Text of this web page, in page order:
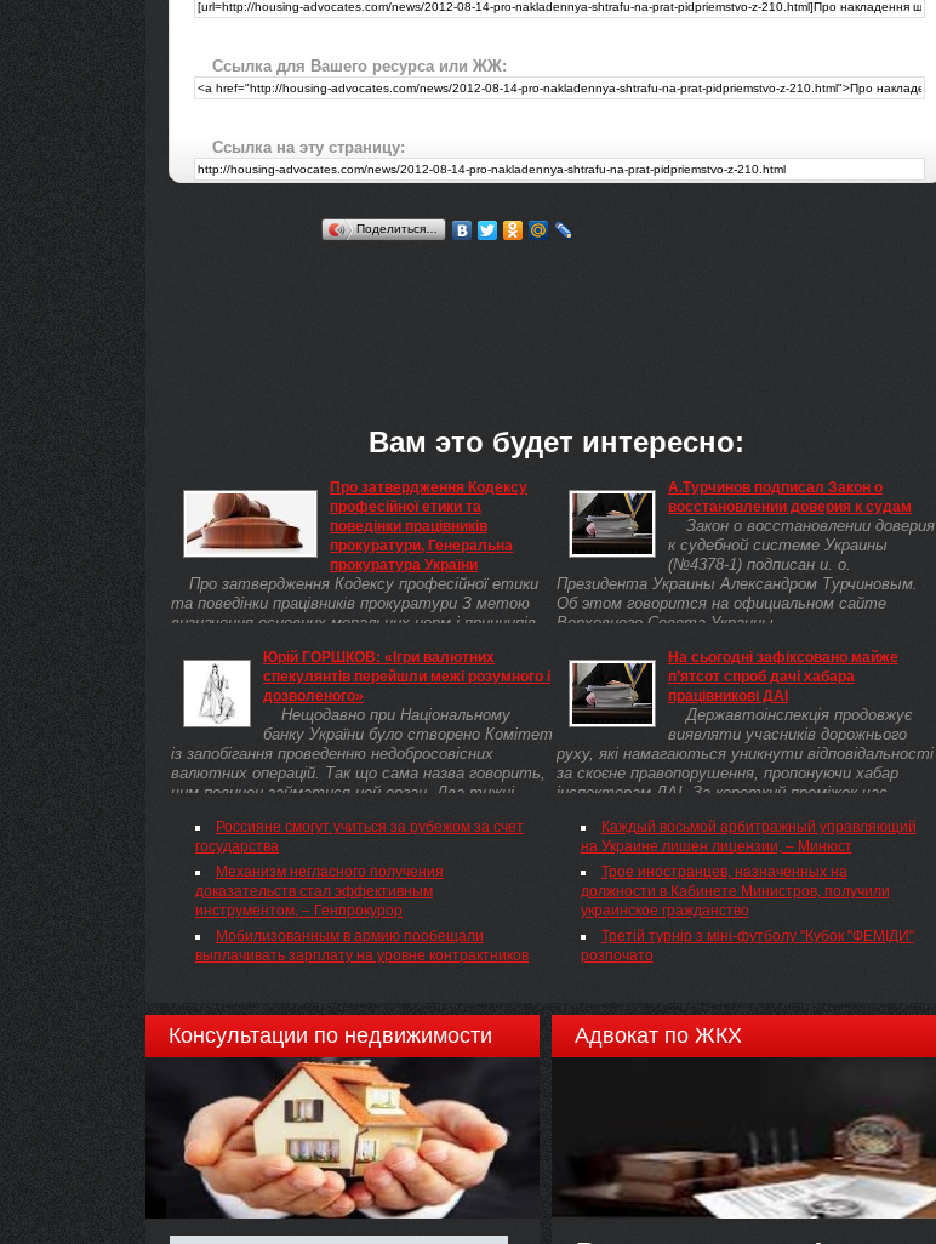
Ссылка для Вашего ресурса или ЖЖ:
Ссылка на эту страницу:
Поделиться…
Вам это будет интересно:
Про затвердження Кодексу
професійної етики та
поведінки працівників
прокуратури, Генеральна
прокуратура України
Про затвердження Кодексу професійної етики
та поведінки працівників прокуратури З метою
визначення основних моральних норм і принципів,
прокуратури при виконанні своїх службових
обов'язків та поза службою, керуючись статтями
15, 48-1 Закону України "Про прокуратуру"( 1789-12
), НАКАЗУЮ:
Юрій ГОРШКОВ: «Ігри валютних
спекулянтів перейшли межі розумного і
дозволеного»
Нещодавно при Національному
банку України було створено Комітет
із запобігання проведенню недобросовісних
валютних операцій. Так що сама назва говорить,
чим повинен займатися цей орган. Два тижні ...
Россияне смогут учиться за рубежом за счет
государства
Механизм негласного получения
доказательств стал эффективным
инструментом, – Генпрокурор
Мобилизованным в армию пообещали
выплачивать зарплату на уровне контрактников
А.Турчинов подписал Закон о
восстановлении доверия к судам
Закон о восстановлении доверия
к судебной системе Украины
(№4378-1) подписан и. о.
Президента Украины Александром Турчиновым.
Об этом говорится на официальном сайте
Верховного Совета Украины.
На сьогодні зафіксовано майже
п’ятсот спроб дачі хабара
працівникові ДАІ
Державтоінспекція продовжує
виявляти учасників дорожнього
руху, які намагаються уникнути відповідальності
за скоєне правопорушення, пропонуючи хабар
інспекторам ДАІ. За короткий проміжок час ...
Каждый восьмой арбитражный управляющий
на Украине лишен лицензии, – Минюст
Трое иностранцев, назначенных на
должности в Кабинете Министров, получили
украинское гражданство
Третій турнір з міні-футболу "Кубок "ФЕМІДИ"
розпочато
Консультации по недвижимости Адвокат по ЖКХ